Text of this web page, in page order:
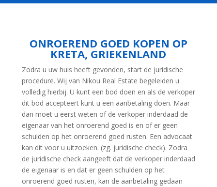
ONROEREND GOED KOPEN OP
KRETA, GRIEKENLAND
Zodra u uw huis heeft gevonden, start de juridische
procedure. Wij van Nikou Real Estate begeleiden u
volledig hierbij. U kunt een bod doen en als de verkoper
dit bod accepteert kunt u een aanbetaling doen. Maar
dan moet u eerst weten of de verkoper inderdaad de
eigenaar van het onroerend goed is en of er geen
schulden op het onroerend goed rusten. Een advocaat
kan dit voor u uitzoeken. (zg. juridische check). Zodra
de juridische check aangeeft dat de verkoper inderdaad
de eigenaar is en dat er geen schulden op het
onroerend goed rusten, kan de aanbetaling gedaan